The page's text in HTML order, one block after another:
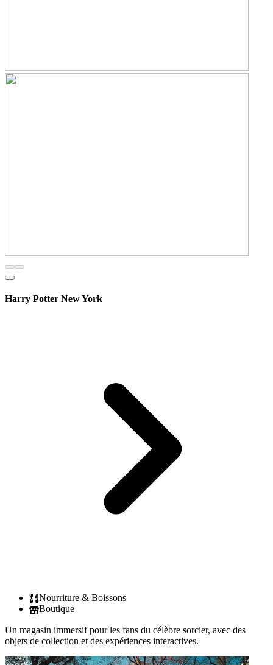
Harry Potter New York
Nourriture & Boissons
Boutique
Un magasin immersif pour les fans du célèbre sorcier, avec des
objets de collection et des expériences interactives.